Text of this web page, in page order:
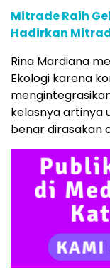
Mitrade Raih
Hadirkan
Rina Mardiana
Ekologi karena
kelasnya artinya
benar dirasakan